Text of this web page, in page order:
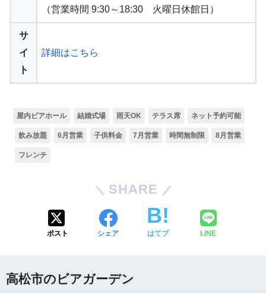
（営業時間 9:30～18:30 火曜日休館日）
サ
イ
ト
詳細はこちら
屋内ビアホール 結婚式場 雨天OK テラス席 ネット予約可能
飲み放題 6月営業 子供料金 7月営業 時間無制限 8月営業
フレンチ
SHARE
ポスト シェア はてブ LINE
高松市のビアガーデン